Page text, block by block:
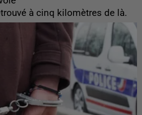
à cinq kilomètres de là.